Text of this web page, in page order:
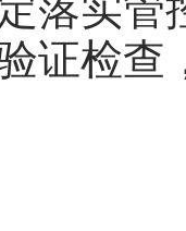
证检查